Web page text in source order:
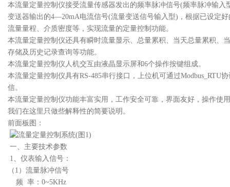
本流量定量控制仪接受流量传感器发出的频率脉冲信号(频率脉冲输入
变送器输出的4—20mA电流信号(流量变送信号输入型)，根据已设定
流量量程、介质密度等，实现流量的定量控制功能。
本流量定量控制仪还具有瞬时流量显示、总量累积、当天总量累积、
存储及历史记录查询等功能。
本流量定量控制仪人机交互由液晶显示屏和6个操作按键组成。
本流量定量控制仪具有RS-485串行接口，上位机可通过Modbus_RTU协
信。
本流量定量控制仪功能丰富实用，工作安全可靠，界面友好，操作使
我们在这里只做些解释性的简要说明。
前面板图：
一、主要技术参数
1、仪表输入信号：
（1）流量脉冲信号
频 率：0~5KHz